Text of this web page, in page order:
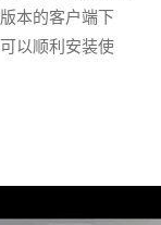
本的客户端下
以顺利安装使